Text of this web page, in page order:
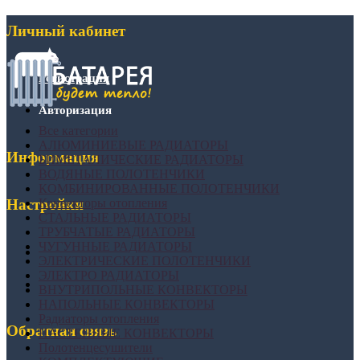
Личный кабинет
Регистрация
Авторизация
Информация
Настройки
Обратная связь
БИМЕТАЛИЧЕСКИЕ РАДИАТОРЫ
Конвекторы отопления
СТАЛЬНЫЕ РАДИАТОРЫ
НАСТЕННЫЕ КОНВЕКТОРЫ